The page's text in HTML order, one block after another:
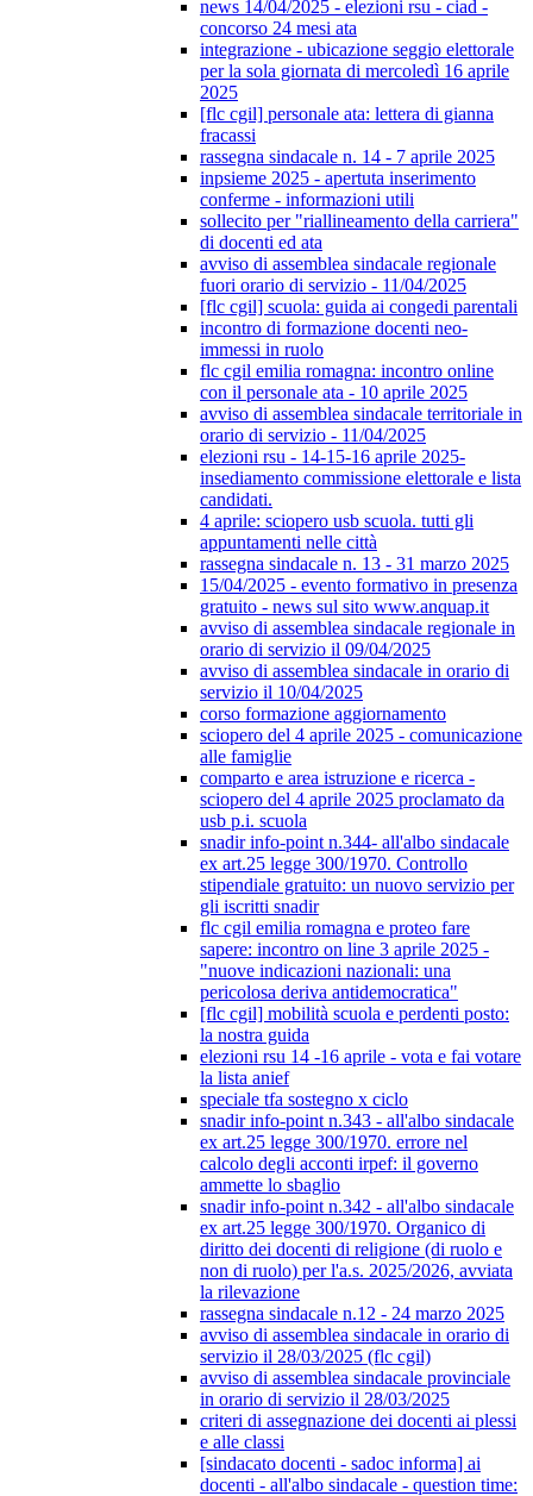
news 14/04/2025 - elezioni rsu - ciad -
concorso 24 mesi ata
integrazione - ubicazione seggio elettorale
per la sola giornata di mercoledì 16 aprile
2025
[flc cgil] personale ata: lettera di gianna
fracassi
rassegna sindacale n. 14 - 7 aprile 2025
inpsieme 2025 - apertuta inserimento
conferme - informazioni utili
sollecito per "riallineamento della carriera"
di docenti ed ata
avviso di assemblea sindacale regionale
fuori orario di servizio - 11/04/2025
[flc cgil] scuola: guida ai congedi parentali
incontro di formazione docenti neo-
immessi in ruolo
flc cgil emilia romagna: incontro online
con il personale ata - 10 aprile 2025
avviso di assemblea sindacale territoriale in
orario di servizio - 11/04/2025
elezioni rsu - 14-15-16 aprile 2025-
insediamento commissione elettorale e lista
candidati.
4 aprile: sciopero usb scuola. tutti gli
appuntamenti nelle città
rassegna sindacale n. 13 - 31 marzo 2025
15/04/2025 - evento formativo in presenza
gratuito - news sul sito www.anquap.it
avviso di assemblea sindacale regionale in
orario di servizio il 09/04/2025
avviso di assemblea sindacale in orario di
servizio il 10/04/2025
corso formazione aggiornamento
sciopero del 4 aprile 2025 - comunicazione
alle famiglie
comparto e area istruzione e ricerca -
sciopero del 4 aprile 2025 proclamato da
usb p.i. scuola
snadir info-point n.344- all'albo sindacale
ex art.25 legge 300/1970. Controllo
stipendiale gratuito: un nuovo servizio per
gli iscritti snadir
flc cgil emilia romagna e proteo fare
sapere: incontro on line 3 aprile 2025 -
"nuove indicazioni nazionali: una
pericolosa deriva antidemocratica"
[flc cgil] mobilità scuola e perdenti posto:
la nostra guida
elezioni rsu 14 -16 aprile - vota e fai votare
la lista anief
speciale tfa sostegno x ciclo
snadir info-point n.343 - all'albo sindacale
ex art.25 legge 300/1970. errore nel
calcolo degli acconti irpef: il governo
ammette lo sbaglio
snadir info-point n.342 - all'albo sindacale
ex art.25 legge 300/1970. Organico di
diritto dei docenti di religione (di ruolo e
non di ruolo) per l'a.s. 2025/2026, avviata
la rilevazione
rassegna sindacale n.12 - 24 marzo 2025
avviso di assemblea sindacale in orario di
servizio il 28/03/2025 (flc cgil)
avviso di assemblea sindacale provinciale
in orario di servizio il 28/03/2025
criteri di assegnazione dei docenti ai plessi
e alle classi
[sindacato docenti - sadoc informa] ai
docenti - all'albo sindacale - question time: